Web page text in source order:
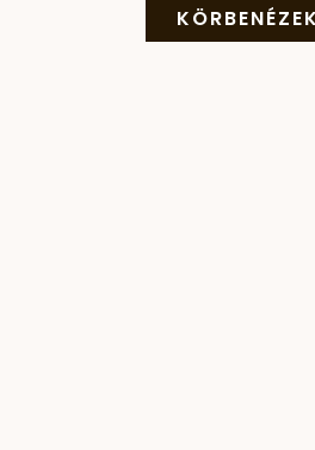
KÖRBENÉZEK